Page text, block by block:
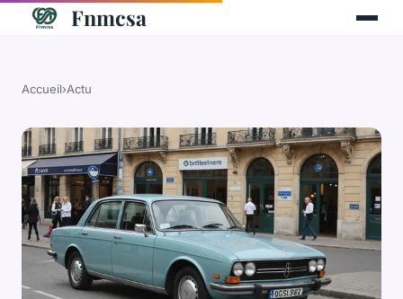
Fnmcsa
Accueil›Actu